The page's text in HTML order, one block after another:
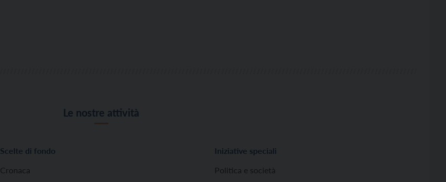
Le nostre attività
Scelte di fondo
Cronaca
Iniziative speciali
Politica e società